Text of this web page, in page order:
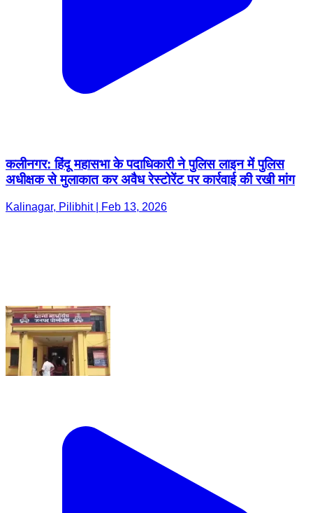
कलीनगर: हिंदू महासभा के पदाधिकारी ने पुलिस लाइन में पुलिस
अधीक्षक से मुलाकात कर अवैध रेस्टोरेंट पर कार्रवाई की रखी मांग
Kalinagar, Pilibhit | Feb 13, 2026